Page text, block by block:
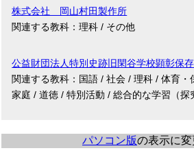
株式会社 岡山村田製作所
関連する教科：理科 / その他
公益財団法人特別史跡旧閑谷学校顕彰保
関連する教科：国語 / 社会 / 理科 / 体育・
家庭 / 道徳 / 特別活動 / 総合的な学習（探
パソコン版の表示に変